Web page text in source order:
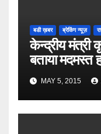
बडी ख़बर ब्रेकिंग न्यूज़
केन्द्रीय मंत्री
बताया मदमस्त
MAY 5, 2015